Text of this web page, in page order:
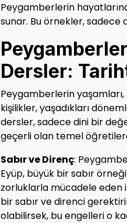
Peygamberlerin
sunar. Bu örnekler, sadece
Dersler:
Peygamberlerin yaşamları,
kişilikler, yaşadıkları
dersler, sadece dini bir
geçerli olan temel
Sabır ve Direnç:
Eyüp, büyük bir sabır
zorluklarla mücadele eden
bir sabır ve direnci
olabilirsek, bu engelleri o